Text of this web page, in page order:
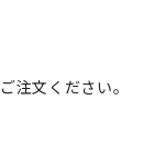
注文ください。